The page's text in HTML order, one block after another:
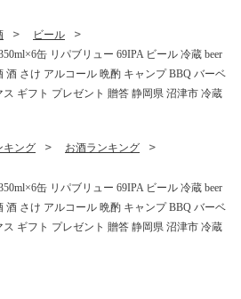
ビール
缶 リパブリュー 69IPA ビール 冷蔵 beer
酒 さけ アルコール 晩酌 キャンプ BBQ バーベ
ギフト プレゼント 贈答 静岡県 沼津市 冷蔵
キング
お酒ランキング
缶 リパブリュー 69IPA ビール 冷蔵 beer
酒 さけ アルコール 晩酌 キャンプ BBQ バーベ
ギフト プレゼント 贈答 静岡県 沼津市 冷蔵